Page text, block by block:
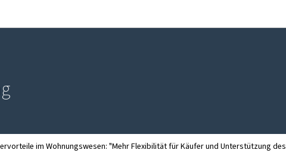
im Wohnungswesen: "Mehr Flexibilität für Käufer und Unterstützung des